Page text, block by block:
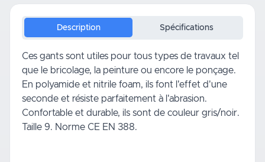
Description Spécifications
Ces gants sont utiles pour tous types de travaux tel
que le bricolage, la peinture ou encore le ponçage.
En polyamide et nitrile foam, ils font l'effet d'une
seconde et résiste parfaitement à l'abrasion.
Confortable et durable, ils sont de couleur gris/noir.
Taille 9. Norme CE EN 388.